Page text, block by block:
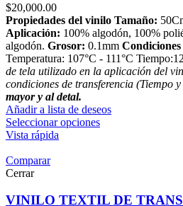
$20,000.00
Propiedades del vinilo Tamaño:
Aplicación: 100% algodón, 100%
algodón. Grosor: 0.1mm
Temperatura: 107°C - 111°C
de tela utilizado en la aplicación del
condiciones de transferencia (Tiempo
mayor y al detal.
Añadir a lista de deseos
Seleccionar opciones
Vista rápida
Comparar
Cerrar
VINILO TEXTIL DE